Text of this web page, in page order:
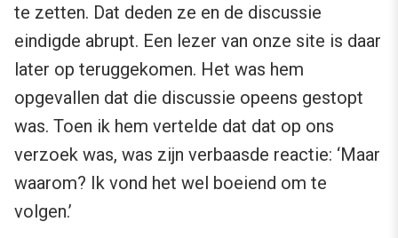
te zetten. Dat deden ze en de discussie
eindigde abrupt. Een lezer van onze site is daar
later op teruggekomen. Het was hem
opgevallen dat die discussie opeens gestopt
was. Toen ik hem vertelde dat dat op ons
verzoek was, was zijn verbaasde reactie: ‘Maar
waarom? Ik vond het wel boeiend om te
volgen.’